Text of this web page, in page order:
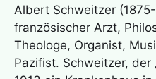
Albert Schweitzer
französischer Arzt,
Theologe, Organist,
Pazifist. Schweitzer, der